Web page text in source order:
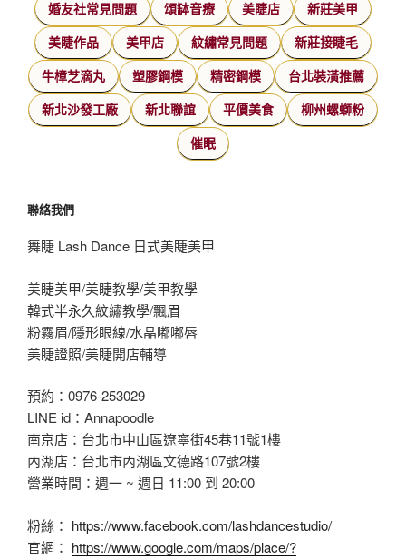
婚友社常見問題 頌缽音療 美睫店 新莊美甲
美睫作品 美甲店 紋繡常見問題 新莊接睫毛
牛樟芝滴丸 塑膠鋼模 精密鋼模 台北裝潢推薦
新北沙發工廠 新北聯誼 平價美食 柳州螺螄粉
催眠
聯絡我們
舞睫 Lash Dance 日式美睫美甲
美睫美甲/美睫教學/美甲教學
韓式半永久紋繡教學/飄眉
粉霧眉/隱形眼線/水晶嘟嘟唇
美睫證照/美睫開店輔導
預約：0976-253029
LINE id：Annapoodle
南京店：台北市中山區遼寧街45巷11號1樓
內湖店：台北市內湖區文德路107號2樓
營業時間：週一 ~ 週日 11:00 到 20:00
粉絲： https://www.facebook.com/lashdancestudio/
官網： https://www.google.com/maps/place/?